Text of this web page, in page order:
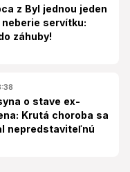
z Byl jednou jeden
servítku:
záhuby!
o stave ex-
Krutá choroba sa
nepredstaviteľnú